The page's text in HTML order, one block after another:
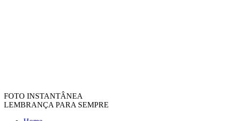
FOTO INSTANTÂNEA
LEMBRANÇA PARA SEMPRE